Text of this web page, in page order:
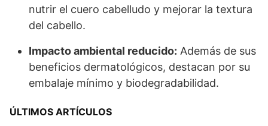
nutrir el cuero cabelludo y mejorar la textura
del cabello.
Impacto ambiental reducido: Además de sus
beneficios dermatológicos, destacan por su
embalaje mínimo y biodegradabilidad.
ÚLTIMOS ARTÍCULOS